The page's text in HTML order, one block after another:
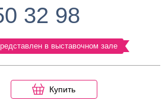
32 98
в выставочном зале
Купить